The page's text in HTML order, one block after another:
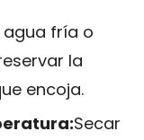
agua fría o
la
encoja.
Secar